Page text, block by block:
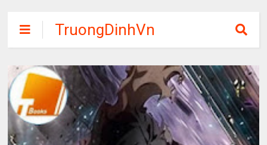
TruongDinhVn
Chia sẽ ebook,
các khóa học,
phần mềm học
tập miễn phí